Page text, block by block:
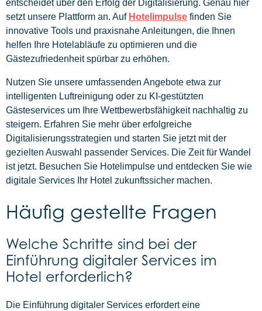
entscheidet über den Erfolg der Digitalisierung. Genau hier
setzt unsere Plattform an. Auf Hotelimpulse finden Sie
innovative Tools und praxisnahe Anleitungen, die Ihnen
helfen Ihre Hotelabläufe zu optimieren und die
Gästezufriedenheit spürbar zu erhöhen.
Nutzen Sie unsere umfassenden Angebote etwa zur
intelligenten Luftreinigung oder zu KI-gestützten
Gästeservices um Ihre Wettbewerbsfähigkeit nachhaltig zu
steigern. Erfahren Sie mehr über erfolgreiche
Digitalisierungsstrategien und starten Sie jetzt mit der
gezielten Auswahl passender Services. Die Zeit für Wandel
ist jetzt. Besuchen Sie Hotelimpulse und entdecken Sie wie
digitale Services Ihr Hotel zukunftssicher machen.
Häufig gestellte Fragen
Welche Schritte sind bei der
Einführung digitaler Services im
Hotel erforderlich?
Die Einführung digitaler Services erfordert eine